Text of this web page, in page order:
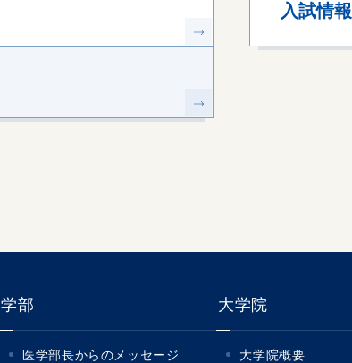
入試情報
学部
医学部長からのメッセージ
大学院
大学院概要